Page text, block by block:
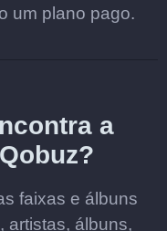
um plano pago.
a
faixas e álbuns
artistas, álbuns,